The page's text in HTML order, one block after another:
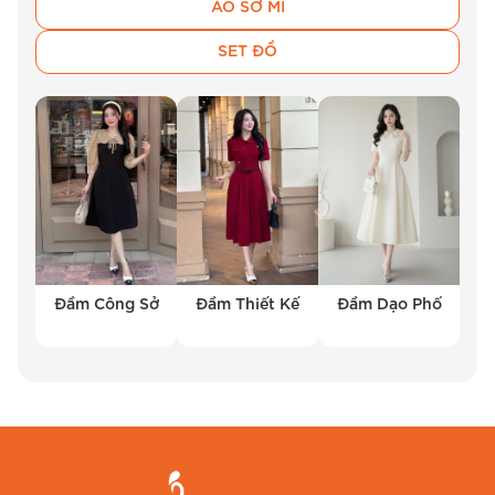
Bộ sưu tậpchân váycủa BEMINE bao gồm
nhiều kiểu dáng như chân váy bút chì, chân váy
chăm chút tỉ mỉ, tôn lên vóc dáng người mặc và
phù hợp với nhiều hoàn cảnh khác nhau.
Quần Công Sở Chuyên Nghiệp
BEMINE cung cấp các mẫu quần công sở đa
dạng, từ quần âu cổ điển đến quần ống rộng
hiện đại. Chúng tôi chú trọng vào việc tạo ra
ÁO SƠ MI
SET ĐỒ
Đầm Công Sở Đầm Thiết Kế Đầm Dạo Phố